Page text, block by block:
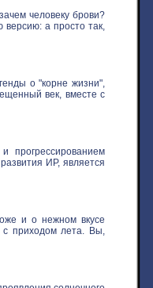
человеку брови?
а просто так,
о "корне жизни",
век, вместе с
прогрессированием
ИР, является
и о нежном вкусе
с приходом лета. Вы,